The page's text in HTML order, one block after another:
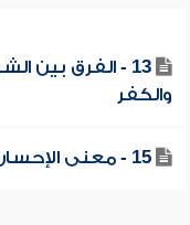
13 - الفرق بين
والكفر
15 - معنى الإحسان